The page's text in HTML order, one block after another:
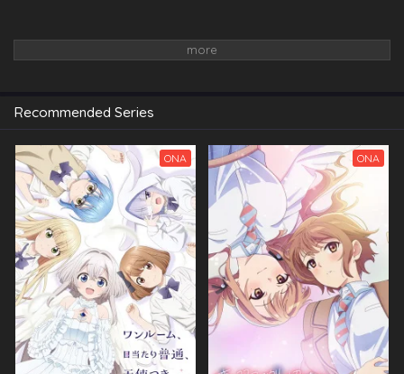
Recommended Series
ONA ONA